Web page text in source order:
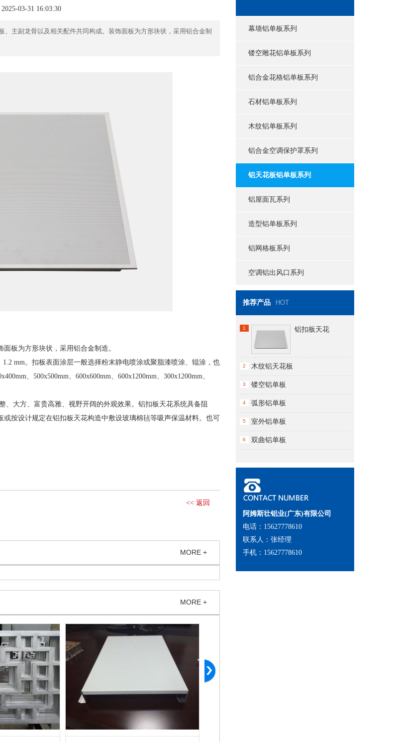
03-31 16:03:30
主副龙骨以及相关配件共同构成。装饰面板为方形块状，采用铝合金制
板为方形块状，采用铝合金制造。
mm。扣板表面涂层一般选择粉末静电喷涂或聚脂漆喷涂、辊涂，也
、500x500mm、600x600mm、600x1200mm、300x1200mm、
大方、富贵高雅、视野开阔的外观效果。铝扣板天花系统具备阻
按设计规定在铝扣板天花构造中敷设玻璃棉毡等吸声保温材料。也可
<< 返回
MORE +
MORE +
幕墙铝单板系列
镂空雕花铝单板系列
铝合金花格铝单板系列
石材铝单板系列
木纹铝单板系列
铝合金空调保护罩系列
铝天花板铝单板系列
铝屋面瓦系列
造型铝单板系列
铝网格板系列
空调铝出风口系列
推荐产品 HOT
1 铝扣板天花
2 木纹铝天花板
3 镂空铝单板
4 弧形铝单板
5 室外铝单板
6 双曲铝单板
阿姆斯壮铝业(广东)有限公司
电话：15627778610
联系人：张经理
手机：15627778610